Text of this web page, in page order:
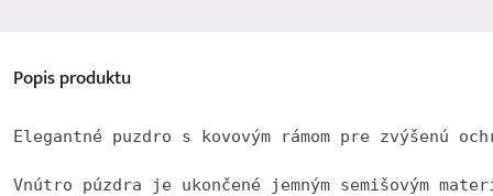
Popisproduktu
Elegantné puzdro s kovovým rámom pre
Vnútro púzdra je ukončené jemným semišovým